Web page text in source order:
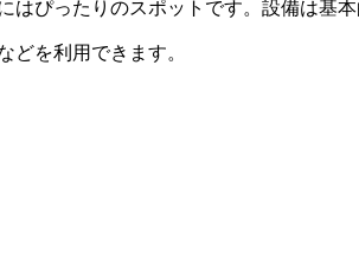
はぴったりのスポットです。設備は基
どを利用できます。